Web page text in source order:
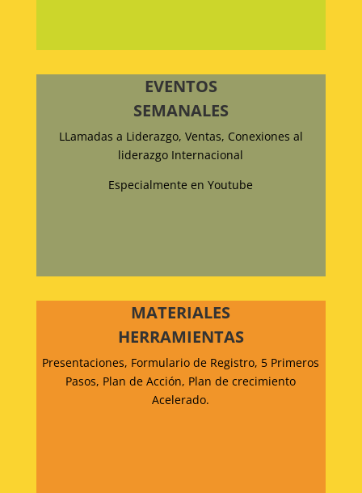
EVENTOS
SEMANALES
LLamadas a Liderazgo, Ventas, Conexiones al
liderazgo Internacional
Especialmente en Youtube
MATERIALES
HERRAMIENTAS
Presentaciones, Formulario de Registro, 5 Primeros
Pasos, Plan de Acción, Plan de crecimiento
Acelerado.